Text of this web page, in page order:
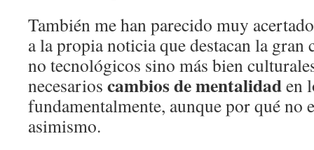
También me han parecido muy
a la propia noticia que destacan la gran
no tecnológicos sino más bien
necesarios cambios de mentalidaden
fundamentalmente, aunque por qué no
asimismo.